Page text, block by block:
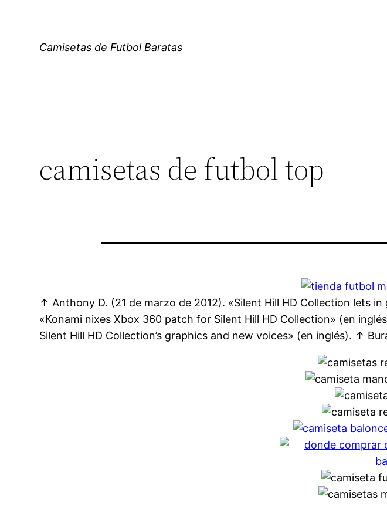
contenido
Camisetas de Futbol Baratas
camisetas de futbol top
↑ Anthony D. (21 de marzo de 2012). «Silent Hill HD Collection lets
«Konami nixes Xbox 360 patch for Silent Hill HD Collection» (en
Silent Hill HD Collection’s graphics and new voices» (en inglés). ↑